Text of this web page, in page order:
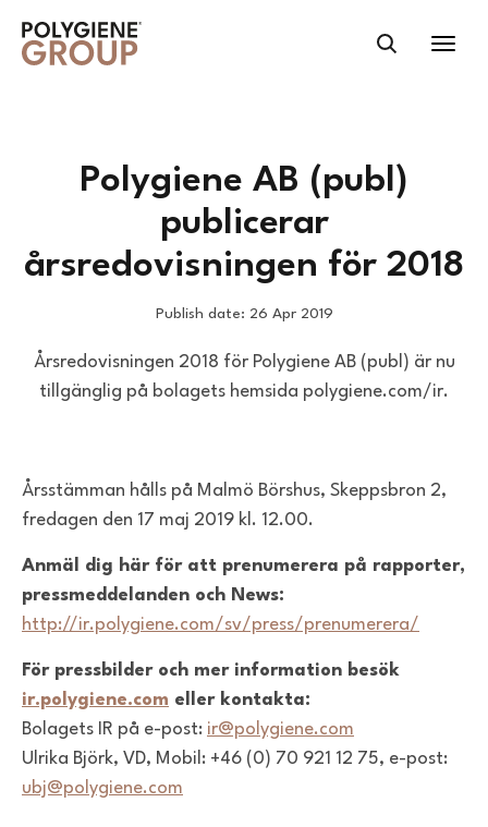
Polygiene AB (publ)
publicerar
årsredovisningen för 2018
Publish date: 26 Apr 2019
Årsredovisningen 2018 för Polygiene AB (publ) är nu
tillgänglig på bolagets hemsida polygiene.com/ir.
Årsstämman hålls på Malmö Börshus, Skeppsbron 2,
fredagen den 17 maj 2019 kl. 12.00.
Anmäl dig här för att prenumerera på rapporter,
pressmeddelanden och News:
http://ir.polygiene.com/sv/press/prenumerera/
För pressbilder och mer information besök
ir.polygiene.com eller kontakta:
Bolagets IR på e-post: ir@polygiene.com
Ulrika Björk, VD, Mobil: +46 (0) 70 921 12 75, e-post:
ubj@polygiene.com